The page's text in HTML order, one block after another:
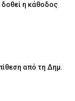
η κάθοδος
από τη Δημ.